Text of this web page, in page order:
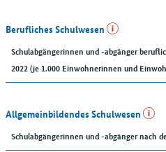
Berufliches Schulwesen
Schulabgängerinnen und -abgänger
2022 (je 1.000 Einwohnerinnen und
Allgemeinbildendes Schulwesen
Schulabgängerinnen und -abgänger nach